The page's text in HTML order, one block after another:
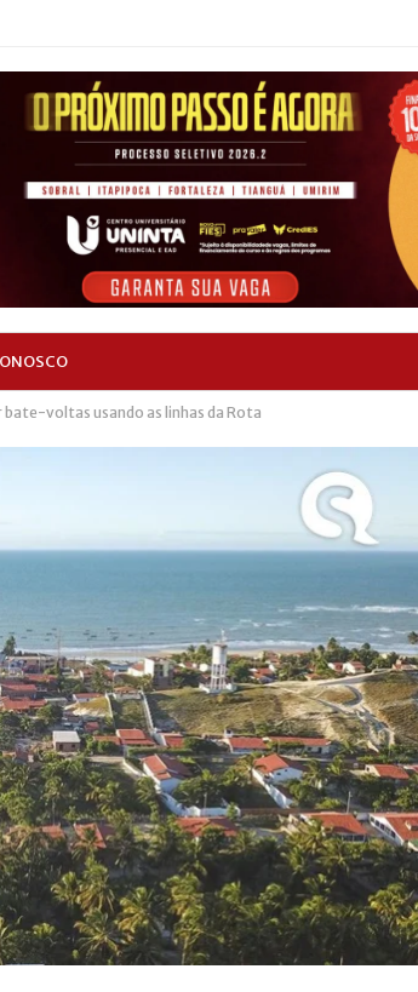
voltas usando as linhas da Rota